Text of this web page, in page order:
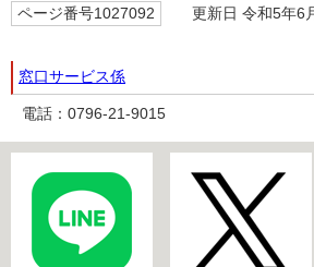
ページ番号1027092 更新日 令和5年6
窓口サービス係
電話：0796-21-9015